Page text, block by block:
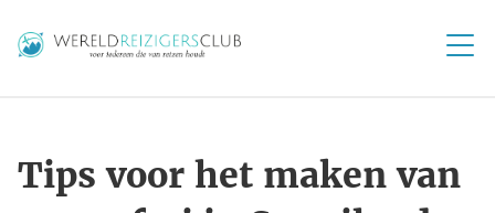
Tips voor het maken van